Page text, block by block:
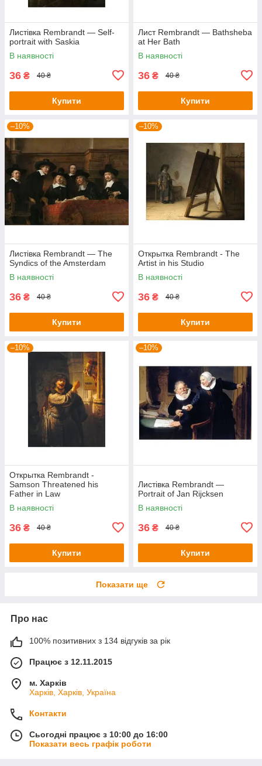
Листівка Rembrandt — Self-
portrait with Saskia
В наявності
36 ₴ 40 ₴
Купити
Лист Rembrandt — Bathsheba
at Her Bath
В наявності
36 ₴ 40 ₴
Купити
–10%
Листівка Rembrandt — The
Syndics of the Amsterdam
В наявності
36 ₴ 40 ₴
Купити
–10%
Открытка Rembrandt - The
Artist in his Studio
В наявності
36 ₴ 40 ₴
Купити
–10%
Открытка Rembrandt -
Samson Threatened his
Father in Law
В наявності
36 ₴ 40 ₴
Купити
–10%
Листівка Rembrandt —
Portrait of Jan Rijcksen
В наявності
36 ₴ 40 ₴
Купити
Показати ще
Про нас
100% позитивних з 134 відгуків за рік
Працює з 12.11.2015
м. Харків
Харків, Харків, Україна
Контакти
Сьогодні працює з 10:00 до 16:00
Показати весь графік роботи